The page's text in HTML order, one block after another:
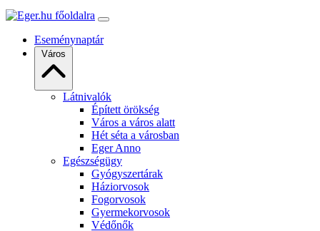
Eseménynaptár
Város
Látnivalók
Épített örökség
Város a város alatt
Hét séta a városban
Eger Anno
Egészségügy
Gyógyszertárak
Háziorvosok
Fogorvosok
Gyermekorvosok
Védőnők